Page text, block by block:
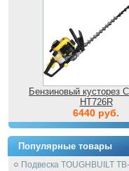
Бензиновый кусторез
HT726R
6440 руб.
Популярные товары
Подвеска TOUGHBUILT